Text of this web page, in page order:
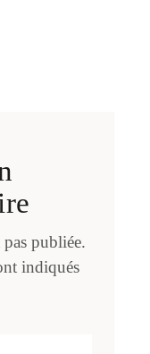
pas publiée.
indiqués